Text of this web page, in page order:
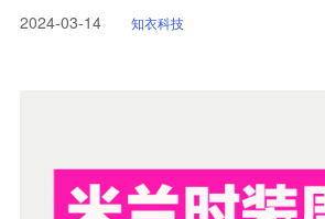
2024-03-14 知衣科技